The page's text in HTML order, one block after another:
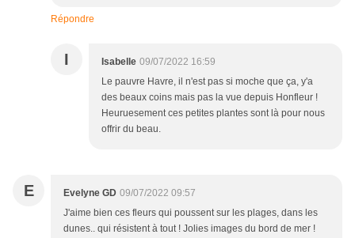
Répondre
I Isabelle 09/07/2022 16:59
Le pauvre Havre, il n'est pas si moche que ça, y'a
des beaux coins mais pas la vue depuis Honfleur !
Heuruesement ces petites plantes sont là pour nous
offrir du beau.
E Evelyne GD 09/07/2022 09:57
J'aime bien ces fleurs qui poussent sur les plages, dans les
dunes.. qui résistent à tout ! Jolies images du bord de mer !